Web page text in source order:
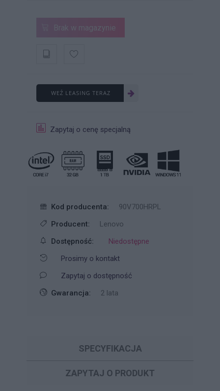
Brak w magazynie
WEŹ LEASING TERAZ
Zapytaj o cenę specjalną
Kod producenta:
90V700HRPL
Producent:
Lenovo
Dostępność:
Niedostępne
Prosimy o kontakt
Zapytaj o dostępność
Gwarancja:
2 lata
SPECYFIKACJA
ZAPYTAJ O PRODUKT